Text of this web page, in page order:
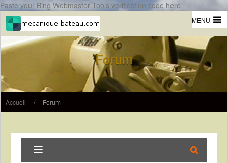
Paste your Bing Webmaster Tools verification code here
MENU
Forum
Accueil / Forum